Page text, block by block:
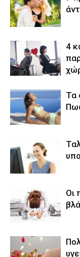
4
Τα
Οι